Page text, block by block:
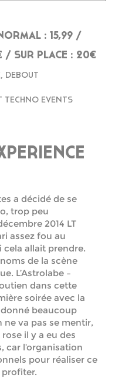
: 15,99 /
/ SUR PLACE : 20€
DEBOUT
TECHNO EVENTS
a décidé de se
trop peu
2014 LT
assez fou au
cela allait prendre.
de la scène
L’Astrolabe –
dans cette
soirée avec la
beaucoup
ne va pas se mentir,
il y a eu des
car l’organisation
pour réaliser ce
profiter.